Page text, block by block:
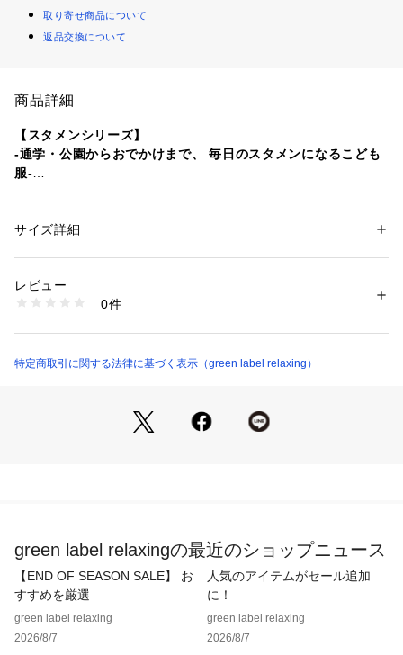
取り寄せ商品について
返品交換について
商品詳細
【スタメンシリーズ】
-通学・公園からおでかけまで、 毎日のスタメンになるこども
服-
■デザイン
シンプルなTシャツのボディに、甘くなりすぎない立体感のあ
るフリルをプラスすることで
夏にうれしい機能性素材です。
裏地：なし
透け感：オフホワイトややあり
伸縮：ややあり
機能性：UVカット、接触冷感、吸水速乾（本体生地のみ）
ケア方法：洗濯機洗い可
性別：キッズ・ベビー
素材：本体；コットン100％ 別布；ポリエステル100％ 衿部分；コットン
生産国：中国製
洗濯：洗濯機洗い可
商品番号：1270200044999 （モール）
サイズ詳細
レビュー
0件
特定商取引に関する法律に基づく表示（green label relaxing）
green label relaxingの最近のショップニュース
【END OF SEASON SALE】 お
すすめを厳選
green label relaxing
2026/8/7
人気のアイテムがセール追加
に！
green label relaxing
2026/8/7